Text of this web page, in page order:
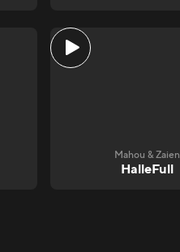
Mahou & Zaien
HalleFull